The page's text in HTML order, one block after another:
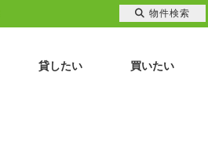
貸したい 買いたい
物件検索